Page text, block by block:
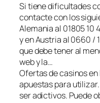
Si tiene dificultades
contacte con los
Alemania al 01805 10
y en Austria al 0660 /
que debe tener al
web y la…
Ofertas de casinos
apuestas para
ser adictivos. Puede